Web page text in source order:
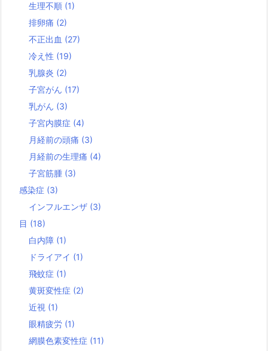
生理不順 (1)
排卵痛 (2)
不正出血 (27)
冷え性 (19)
乳腺炎 (2)
子宮がん (17)
乳がん (3)
子宮内膜症 (4)
月経前の頭痛 (3)
月経前の生理痛 (4)
子宮筋腫 (3)
感染症 (3)
インフルエンザ (3)
目 (18)
白内障 (1)
ドライアイ (1)
飛蚊症 (1)
黄斑変性症 (2)
近視 (1)
眼精疲労 (1)
網膜色素変性症 (11)